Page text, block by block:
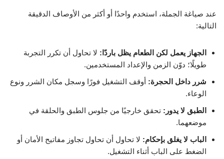
عند صياغة الجملة، استخدم واحدًا أو أكثر من الأوصاف الدقيقة
التالية:
الجهاز يعمل لكن الطعام يظل باردًا: لا تحاول أن تكرر التجربة
طويلًا؛ دوّن الزمن والإعداد المستخدمين.
شرر داخل الحجرة: أوقف التشغيل فورًا وسجل مكان الشرر ونوع
الوعاء.
الطبق لا يدور: تحقق خارجيًا من جلوس الطبق والحلقة في
موضعهما.
الباب لا يغلق بإحكام: لا تحاول أن تحاول تجاوز مفاتيح الأمان أو
الضغط على الباب أثناء التشغيل.